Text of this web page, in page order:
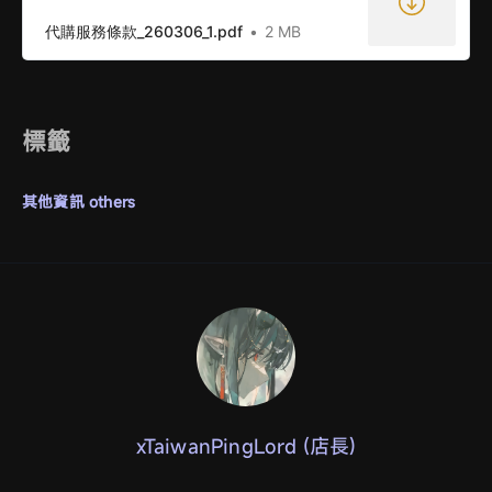
代購服務條款_260306_1.pdf 2 MB
標籤
其他資訊 others
xTaiwanPingLord (店長)